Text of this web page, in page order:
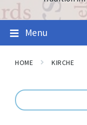
Menu
HOME KIRCHE